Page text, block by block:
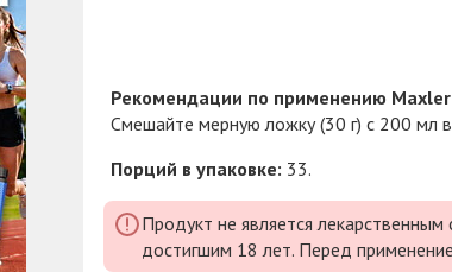
Рекомендации по применению Maxler
Смешайте мерную ложку (30 г) с 200 мл
Порций в упаковке: 33.
Продукт не является
достигшим 18 лет. Перед